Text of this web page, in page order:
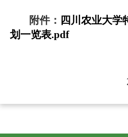
附件： 四川农业大学
划一览表.pdf